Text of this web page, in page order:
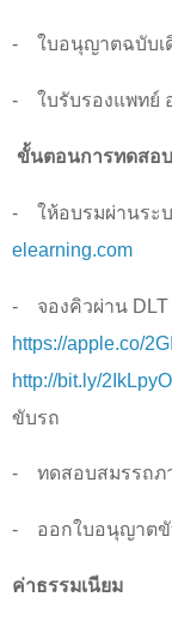
- ใบอนุญาตฉบับเ
- ใบรับรองแพทย์
ขั้นตอนการทดสอบ
- ให้อบรมผ่านระ
elearning.com
- จองคิวผ่าน
https://apple.co/
http://bit.ly/2IkLpyO
ขับรถ
- ทดสอบสมรรถภ
- ออกใบอนุญาต
ค่าธรรมเนียม